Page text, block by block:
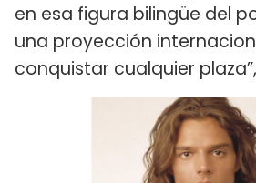
en esa figura bilingüe del
una proyección
conquistar cualquier